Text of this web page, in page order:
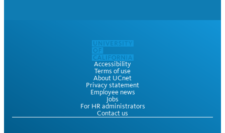
Accessibility
Terms of use
About UCnet
Privacy statement
Employee news
Jobs
For HR administrators
Contact us